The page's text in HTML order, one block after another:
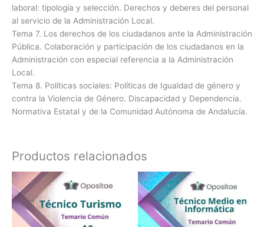
laboral: tipología y selección. Derechos y deberes del personal
al servicio de la Administración Local.
Tema 7. Los derechos de los ciudadanos ante la Administración
Pública. Colaboración y participación de los ciudadanos en la
Administración con especial referencia a la Administración
Local.
Tema 8. Políticas sociales: Políticas de Igualdad de género y
contra la Violencia de Género. Discapacidad y Dependencia.
Normativa Estatal y de la Comunidad Autónoma de Andalucía.
Productos relacionados